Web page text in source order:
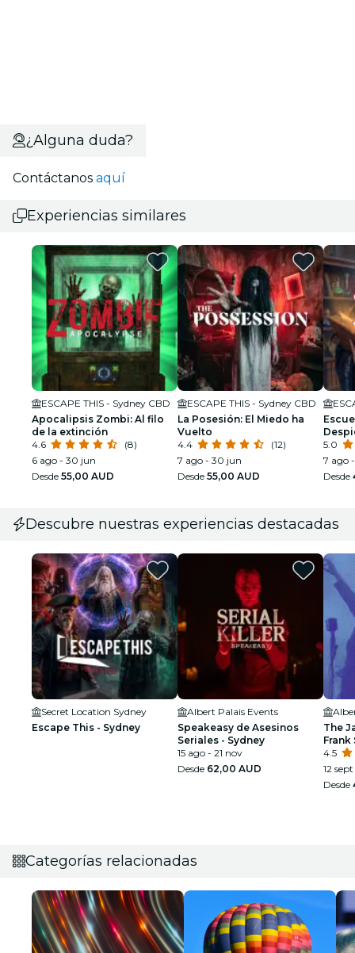
¿Alguna duda?
Contáctanos aquí
Experiencias similares
ESCAPE THIS - Sydney CBD
Apocalipsis Zombi: Al filo
de la extinción
4.6
(8)
6 ago - 30 jun
Desde 55,00 AUD
ESCAPE THIS - Sydney CBD
La Posesión: El Miedo ha
Vuelto
4.4
(12)
7 ago - 30 jun
Desde 55,00 AUD
5.0
7 ago
Desde
Descubre nuestras experiencias destacadas
Secret Location Sydney
Escape This - Sydney
Albert Palais Events
Speakeasy de Asesinos
Seriales - Sydney
15 ago - 21 nov
Desde 62,00 AUD
The
Frank
4.5
12
Desde
Categorías relacionadas